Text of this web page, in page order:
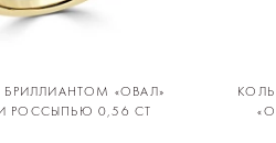
«ОВАЛ»
РОССЫПЬЮ 0,56 CT